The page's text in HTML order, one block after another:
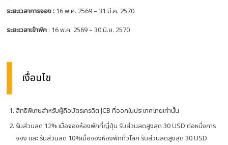
ระยะเวลาการจอง: 16พ.ค. 2569 – 31 มี.ค. 2570
ระยะเวลาเข้าพัก : 16พ.ค. 2569 – 30 มิ.ย. 2570
เงื่อนไข
สิทธิพิเศษสำหรับผู้ถือบัตรเครดิตJCBที่ออกในประเทศไทยเท่านั้น
รับส่วนลด 12% เมื่อจองห้องพักที่ญี่ปุ่น รับส่วนลดสูงสุด 30 USDต่อหนึ่งการ
จอง และ รับส่วนลด 10%เมื่อจองห้องพักทั่วโลก รับส่วนลดสูงสุด 30USD